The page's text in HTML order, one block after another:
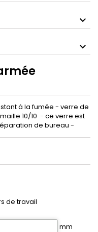
à la fumée - verre de
10/10 - ce verre est
de bureau -
de travail
mm